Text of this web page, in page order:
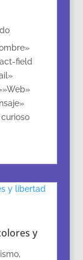
field
y
,